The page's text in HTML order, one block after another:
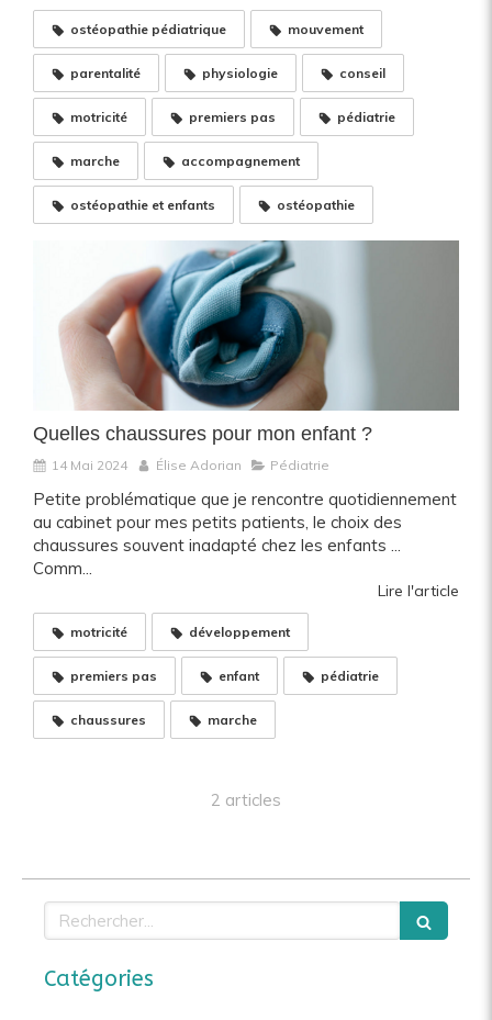
ostéopathie pédiatrique mouvement
parentalité physiologie conseil
motricité premiers pas pédiatrie
marche accompagnement
ostéopathie et enfants ostéopathie
Quelles chaussures pour mon enfant ?
14 Mai 2024 Élise Adorian Pédiatrie
Petite problématique que je rencontre quotidiennement
au cabinet pour mes petits patients, le choix des
chaussures souvent inadapté chez les enfants ...
Comm...
Lire l'article
motricité développement
premiers pas enfant pédiatrie
chaussures marche
2 articles
Rechercher
Catégories